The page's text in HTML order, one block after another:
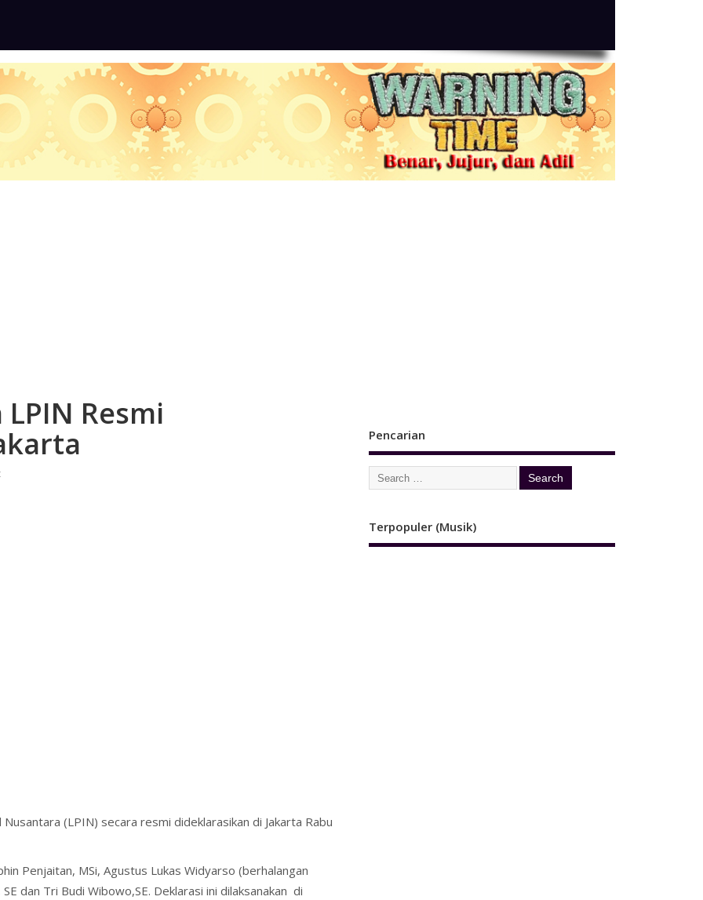
Resmi
(LPIN) secara resmi dideklarasikan di Jakarta Rabu
Penjaitan, MSi, Agustus Lukas Widyarso (berhalangan
dan Tri Budi Wibowo,SE. Deklarasi ini dilaksanakan di
Pencarian
Terpopuler (Musik)